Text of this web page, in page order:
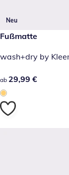
Neu
29,99 €
Fußmatte
wash+dry by
29,99 €
ab 29,99 €